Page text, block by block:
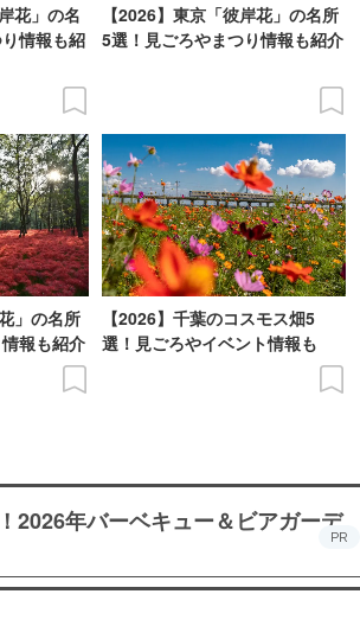
花」の名
情報も紹
【2026】東京「彼岸花」の名所
5選！見ごろやまつり情報も紹介
」の名所
報も紹介
【2026】千葉のコスモス畑5
選！見ごろやイベント情報も
2026年バーベキュー＆ビアガーデ
PR